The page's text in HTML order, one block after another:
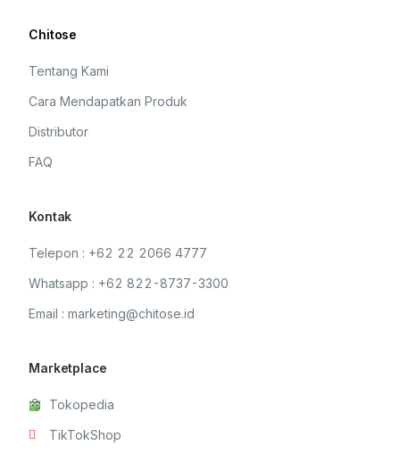
Chitose
Tentang Kami
Cara Mendapatkan Produk
Distributor
FAQ
Kontak
Telepon : +62 22 2066 4777
Whatsapp : +62 822-8737-3300
Email : marketing@chitose.id
Marketplace
Tokopedia
TikTokShop